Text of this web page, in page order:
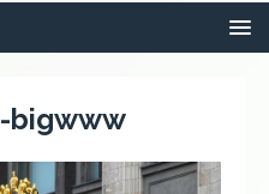
bigwww